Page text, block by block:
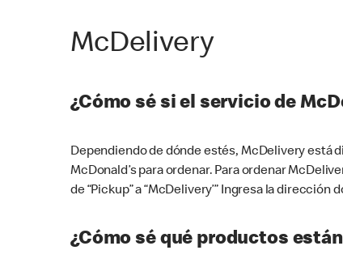
McDelivery
¿Cómo sé si el servicio de
Dependiendo de dónde estés, McDelivery está
McDonald’s para ordenar. Para ordenar
de “Pickup” a “McDelivery’” Ingresa la
¿Cómo sé qué productos